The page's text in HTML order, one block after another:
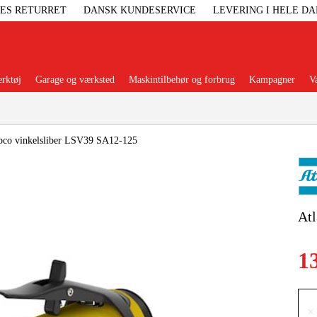
RETURRET DANSK KUNDESERVICE LEVERING I HELE
Garage og værksted Maskintilbehør og forbrug Kampagner
vinkelsliber LSV39 SA12-125
×